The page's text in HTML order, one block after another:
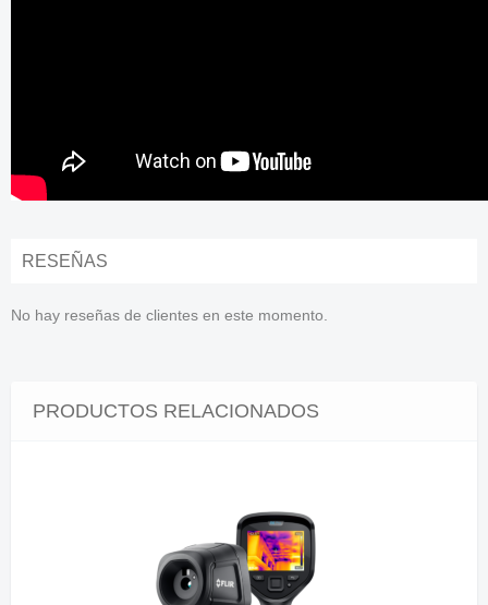
RESEÑAS
No hay reseñas de clientes en este momento.
PRODUCTOS RELACIONADOS